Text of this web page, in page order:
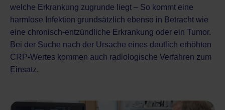
welche Erkrankung zugrunde liegt – So kommt eine
harmlose Infektion grundsätzlich ebenso in Betracht wie
eine chronisch-entzündliche Erkrankung oder ein Tumor.
Bei der Suche nach der Ursache eines deutlich erhöhten
CRP-Wertes kommen auch radiologische Verfahren zum
Einsatz.